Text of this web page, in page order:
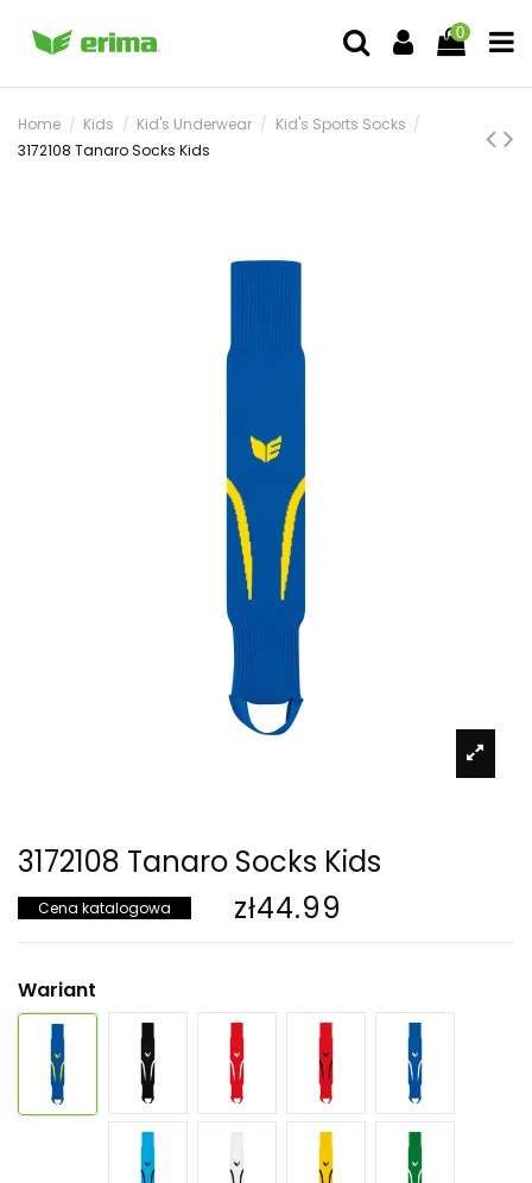
0
Home Kids Kid's Underwear
Kid's Sports Socks
3172108 Tanaro Socks Kids
3172108 Tanaro Socks Kids
Cena katalogowa zł44.99
Wariant